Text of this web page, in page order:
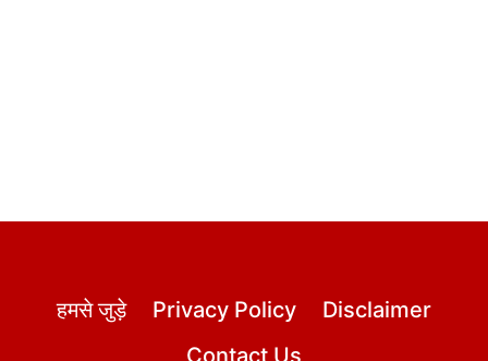
हमसे जुड़े Privacy Policy
Disclaimer
Contact Us